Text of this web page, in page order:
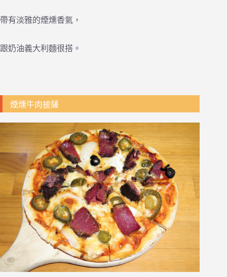
帶有淡雅的煙燻香氣，
跟奶油義大利麵很搭。
煙燻牛肉披薩